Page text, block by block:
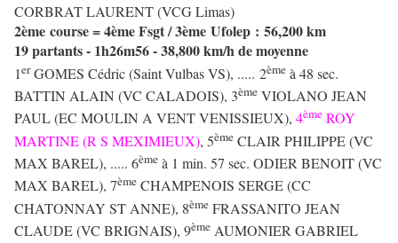
CORBRAT LAURENT (VCG Limas)
2ème course = 4ème Fsgt / 3ème Ufolep : 56,200 km
19 partants - 1h26m56 - 38,800 km/h de moyenne
1erGOMES Cédric (Saint Vulbas VS), ..... 2ème à 48 sec.
BATTIN ALAIN (VC CALADOIS), 3ème VIOLANO JEAN
PAUL (EC MOULIN A VENT VENISSIEUX), 4ème ROY
MARTINE (R S MEXIMIEUX), 5ème CLAIR PHILIPPE (VC
MAX BAREL), ..... 6ème à 1 min. 57 sec. ODIER BENOIT (VC
MAX BAREL), 7ème CHAMPENOIS SERGE (CC
CHATONNAY ST ANNE), 8ème FRASSANITO JEAN
CLAUDE (VC BRIGNAIS), 9ème AUMONIER GABRIEL